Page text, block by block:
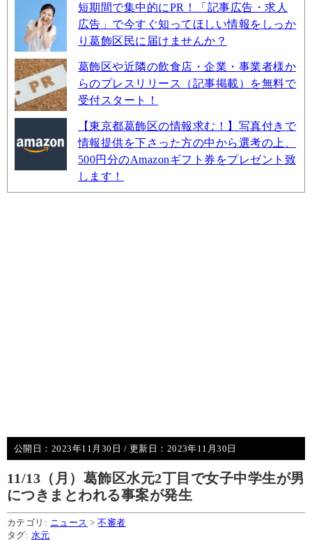
短期間で集中的にPR！「記事広告・求人
広告」で今すぐ知ってほしい情報をしっか
り葛飾区民に届けませんか？
葛飾区や近隣の飲食店・企業・事業者様か
らのプレスリリース（記事掲載）を無料で
受付スタート！
【東京都葛飾区の情報求む！】写真付きで
情報提供を下さった方の中から選考の上、
500円分のAmazonギフト券をプレゼント致
します！
公開日： 2023年11月30日 / 更新日： 2023年11月30日
11/13（月）葛飾区水元2丁目で女子中学生が男
につきまとわれる事案が発生
カテゴリ: ニュース >不審者
タグ: 水元